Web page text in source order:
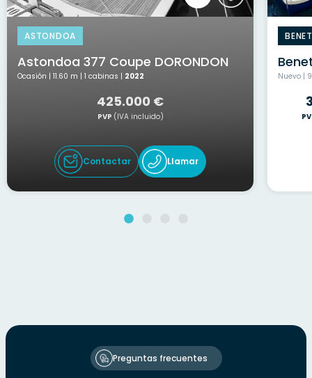
ASTONDOA
Astondoa 377 Coupe DORONDON
Ocasión | 11.60 m | 1 cabinas | 2022
425.000 €
PVP (IVA incluido)
Contactar Llamar
Nuevo |
Preguntas frecuentes